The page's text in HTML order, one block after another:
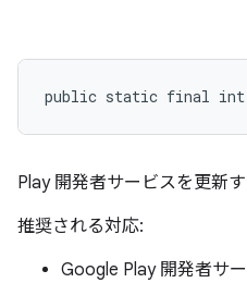
public static final int
Play 開発者サービスを更新す
推奨される対応:
Google Play 開発者サ